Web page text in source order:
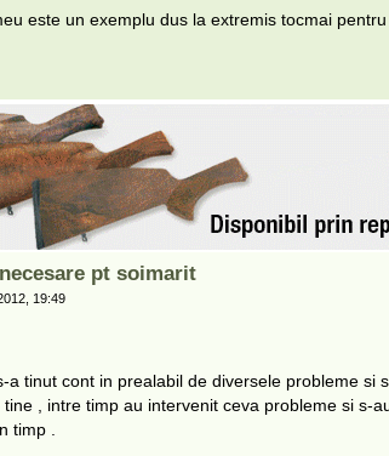
este un exemplu dus la extremis tocmai
pt soimarit
19:49
a tinut cont in prealabil de diversele probleme si
, intre timp au intervenit ceva probleme si s-
timp .